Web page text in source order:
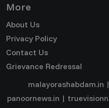
More
About Us
Privacy Policy
Contact Us
Grievance Redressal
malayorashabdam.in |
panoornews.in |